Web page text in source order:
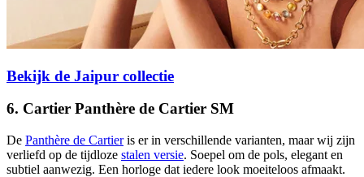
Bekijk de Jaipur collectie
6. Cartier Panthère de Cartier SM
De Panthère de Cartieris er in verschillende varianten, maar wij zijn
verliefd op de tijdloze stalen versie. Soepel om de pols, elegant en
subtiel aanwezig. Een horloge dat iedere look moeiteloos afmaakt.